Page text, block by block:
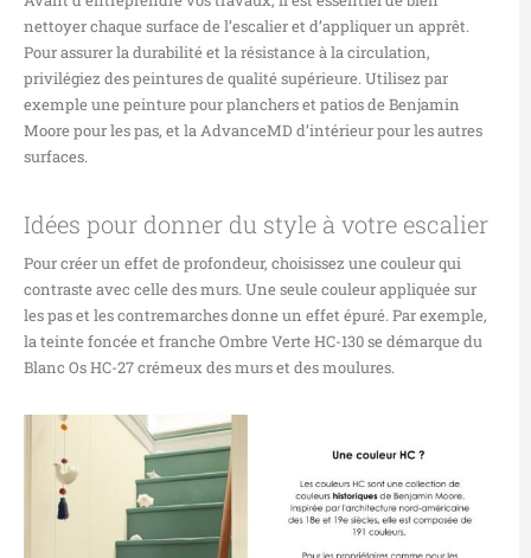
nettoyer chaque surface de l’escalier et d’appliquer un apprêt.
Pour assurer la durabilité et la résistance à la circulation,
privilégiez des peintures de qualité supérieure. Utilisez par
exemple une peinture pour planchers et patios de Benjamin
Moore pour les pas, et laAdvanceMD d’intérieur pour les autres
surfaces.
Idées pour donner du style à votre escalier
Pour créer un effet de profondeur, choisissez une couleur qui
contraste avec celle des murs. Une seule couleur appliquée sur
les pas et les contremarches donne un effet épuré. Par exemple,
la teinte foncée et franche Ombre Verte HC-130 se démarque du
Blanc Os HC-27 crémeux des murs et des moulures.